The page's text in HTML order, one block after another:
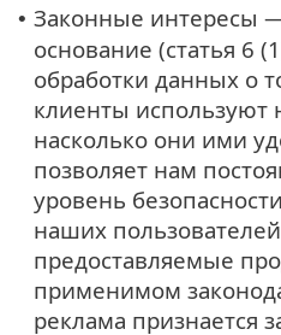
• Законные интересы
основание (статья 6
обработки данных о
клиенты
насколько они ими
позволяет нам
уровень
наших
предоставляемые
применимом
реклама признается